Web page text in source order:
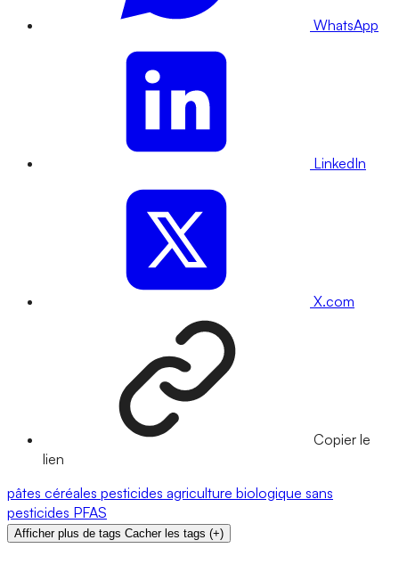
WhatsApp
LinkedIn
X.com
Copier le
lien
pâtes céréales pesticides agriculture biologique sans
pesticides PFAS
Afficher plus de tags Cacher les tags (+)